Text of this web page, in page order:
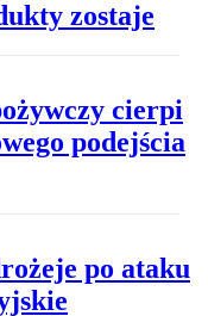
zostaje
cierpi
podejścia
po ataku